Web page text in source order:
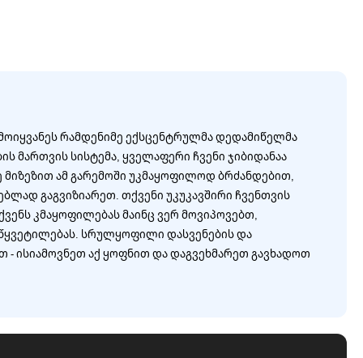
რამდენიმე ექსცენტრულმა დედამიწელმა
მართვის სისტემა, ყველაფერი ჩვენი ჯიბიდანაა
ამ გარემოში უკმაყოფილოდ ბრძანდებით,
გაგვიზიარეთ. თქვენი უკუკავშირი ჩვენთვის
კმაყოფილებას მაინც ვერ მოვიპოვებთ,
სრულყოფილი დასვენების და
- ისიამოვნეთ აქ ყოფნით და დაგვეხმარეთ გავხადოთ